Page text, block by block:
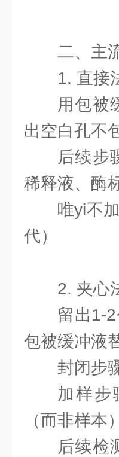
二、主
1. 直接
用包被
出空白孔不
后续步
稀释液、酶
唯yi不
代）
2. 夹心
留出1-
包被缓冲液
封闭步
加样步
（而非样本）
后续检